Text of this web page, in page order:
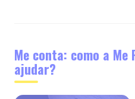
Me conta: como a Me
ajudar?